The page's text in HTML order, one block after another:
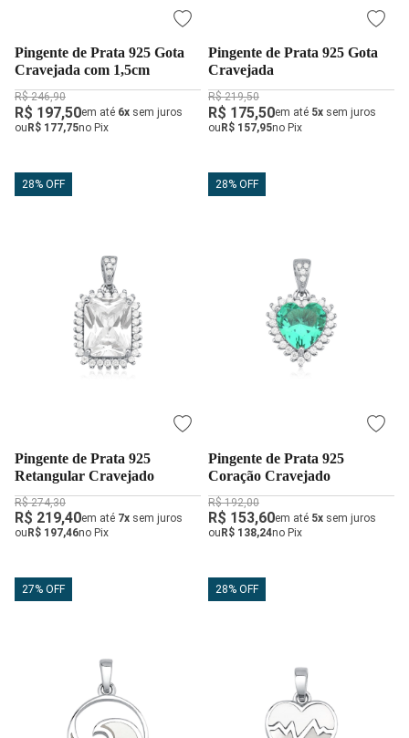
Pingente de Prata 925 Gota
Cravejada com 1,5cm
R$ 246,90
R$ 197,50em até 6x sem juros
ouR$ 177,75no Pix
Pingente de Prata 925 Gota
Cravejada
R$ 219,50
R$ 175,50em até 5x sem juros
ouR$ 157,95no Pix
28% OFF
Pingente de Prata 925
Retangular Cravejado
R$ 274,30
R$ 219,40em até 7x sem juros
ou R$ 197,46no Pix
28% OFF
Pingente de Prata 925
Coração Cravejado
R$ 192,00
R$ 153,60em até 5x sem juros
ou R$ 138,24no Pix
27% OFF 28% OFF